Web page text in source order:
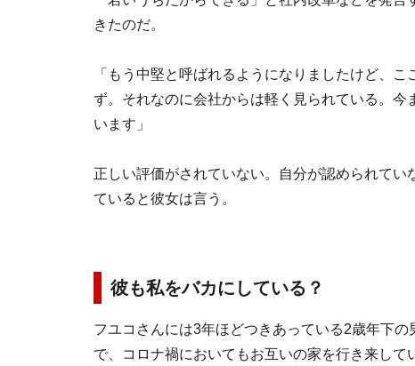
きたのだ。
「もう中堅と呼ばれるようになりましたけど、
ず。それなのに会社からは軽く見られている。
います」
正しい評価がされていない。自分が認められて
ていると彼女は言う。
彼も私をバカにしている？
フユコさんには3年ほどつきあっている2歳年下
で、コロナ禍においてもお互いの家を行き来して